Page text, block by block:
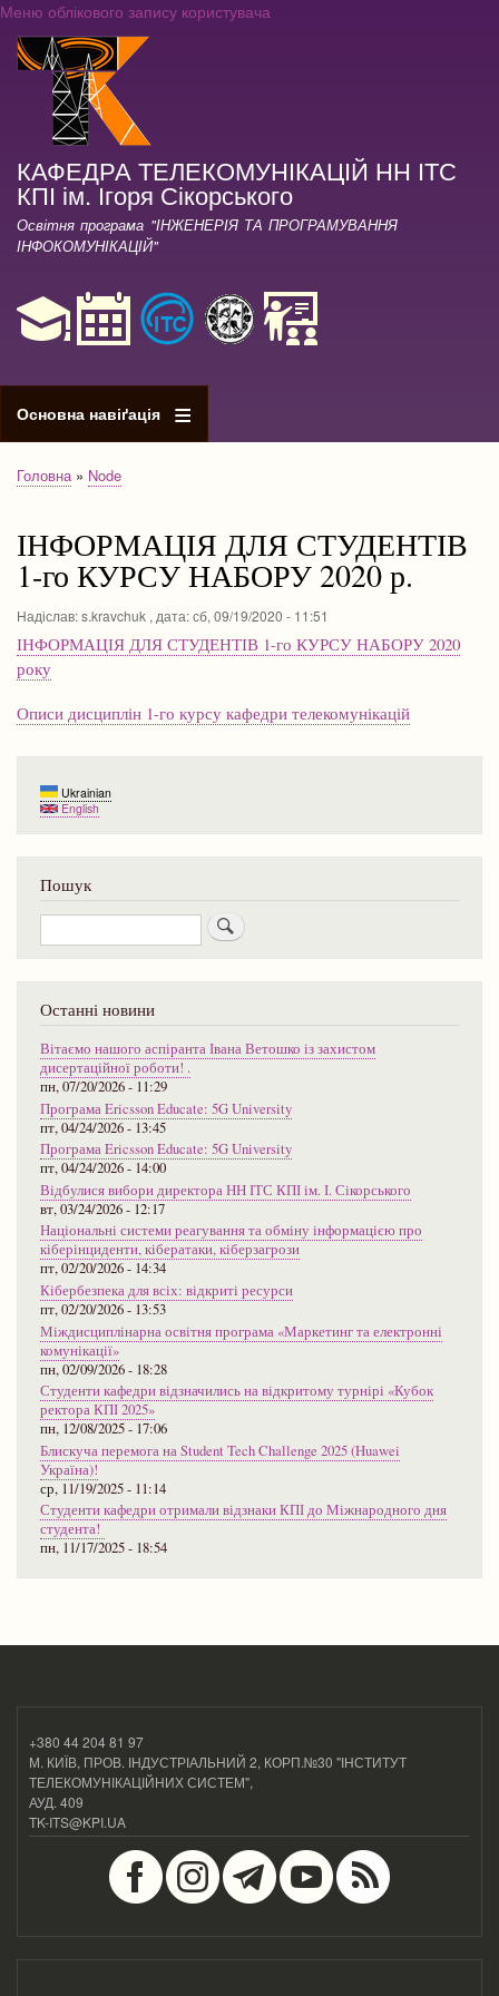
Перейти
Меню облікового запису користувача
КАФЕДРА ТЕЛЕКОМУНІКАЦІЙ НН ІТС
КПІ ім. Ігоря Сікорського
Освітня програма "ІНЖЕНЕРІЯ ТА ПРОГРАМУВАННЯ
ІНФОКОМУНІКАЦІЙ"
Основна навіґація
Рядок
Головна Node
ІНФОРМАЦІЯ ДЛЯ СТУДЕНТІВ
1-го КУРСУ НАБОРУ 2020 р.
Надіслав:s.kravchuk , дата:сб, 09/19/2020 - 11:51
ІНФОРМАЦІЯ ДЛЯ СТУДЕНТІВ 1-го КУРСУ НАБОРУ 2020
року
Описи дисциплін 1-го курсу кафедри телекомунікацій
Ukrainian
English
Пошук
Пошук
Останні новини
Вітаємо нашого аспіранта Івана Ветошко із захистом
дисертаційної роботи! .
пн, 07/20/2026 - 11:29
Програма Ericsson Educate: 5G University
пт, 04/24/2026 - 13:45
Програма Ericsson Educate: 5G University
пт, 04/24/2026 - 14:00
Відбулися вибори директора НН ІТС КПІ ім. І. Сікорського
вт, 03/24/2026 - 12:17
Національні системи реагування та обміну інформацією про
кіберінциденти, кібератаки, кіберзагрози
пт, 02/20/2026 - 14:34
Кібербезпека для всіх: відкриті ресурси
пт, 02/20/2026 - 13:53
Міждисциплінарна освітня програма «Маркетинг та електронні
комунікації»
пн, 02/09/2026 - 18:28
Студенти кафедри відзначились на відкритому турнірі «Кубок
ректора КПІ 2025»
пн, 12/08/2025 - 17:06
Блискуча перемога на Student Tech Challenge 2025 (Huawei
Україна)!
ср, 11/19/2025 - 11:14
Студенти кафедри отримали відзнаки КПІ до Міжнародного дня
студента!
пн, 11/17/2025 - 18:54
+380 44 204 81 97
М. КИЇВ, ПРОВ. ІНДУСТРІАЛЬНИЙ 2, КОРП.№30 "ІНСТИТУТ
ТЕЛЕКОМУНІКАЦІЙНИХ СИСТЕМ",
АУД. 409
TK-ITS@KPI.UA